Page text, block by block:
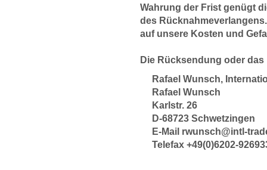
Wahrung der Frist genügt
des
auf unsere Kosten und
Die Rücksendung oder
Rafael Wunsch,
Rafael Wunsch
Karlstr. 26
D-68723 Schwetzingen
E-Mail rwunsch@intl-
Telefax +49(0)6202-